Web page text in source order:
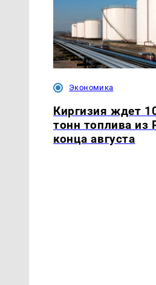
Экономика
Киргизия ждет
тонн топлива из
конца августа